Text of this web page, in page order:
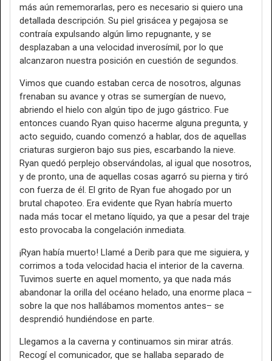
más aún rememorarlas, pero es necesario si quiero una
detallada descripción. Su piel grisácea y pegajosa se
contraía expulsando algún limo repugnante, y se
desplazaban a una velocidad inverosímil, por lo que
alcanzaron nuestra posición en cuestión de segundos.
Vimos que cuando estaban cerca de nosotros, algunas
frenaban su avance y otras se sumergían de nuevo,
abriendo el hielo con algún tipo de jugo gástrico. Fue
entonces cuando Ryan quiso hacerme alguna pregunta, y
acto seguido, cuando comenzó a hablar, dos de aquellas
criaturas surgieron bajo sus pies, escarbando la nieve.
Ryan quedó perplejo observándolas, al igual que nosotros,
y de pronto, una de aquellas cosas agarró su pierna y tiró
con fuerza de él. El grito de Ryan fue ahogado por un
brutal chapoteo. Era evidente que Ryan habría muerto
nada más tocar el metano líquido, ya que a pesar del traje
esto provocaba la congelación inmediata.
¡Ryan había muerto! Llamé a Derib para que me siguiera, y
corrimos a toda velocidad hacia el interior de la caverna.
Tuvimos suerte en aquel momento, ya que nada más
abandonar la orilla del océano helado, una enorme placa –
sobre la que nos hallábamos momentos antes– se
desprendió hundiéndose en parte.
Llegamos a la caverna y continuamos sin mirar atrás.
Recogí el comunicador, que se hallaba separado de